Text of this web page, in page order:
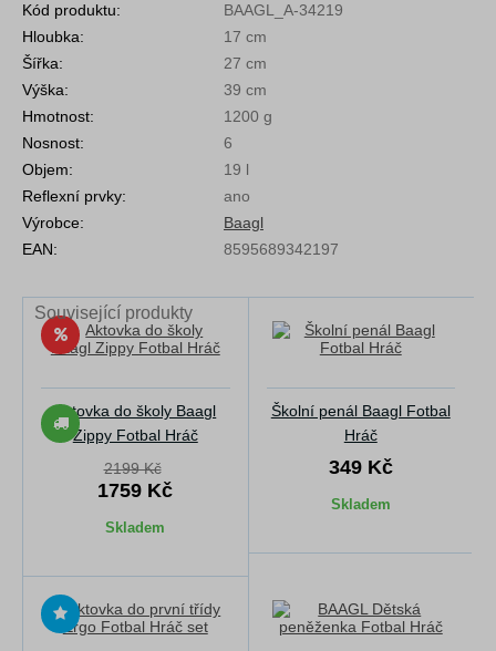
Kód produktu:
BAAGL_A-34219
Hloubka:
17 cm
Šířka:
27 cm
Výška:
39 cm
Hmotnost:
1200 g
Nosnost:
6
Objem:
19 l
Reflexní prvky:
ano
Výrobce:
Baagl
EAN:
8595689342197
Související produkty
Aktovka do školy Baagl
Zippy Fotbal Hráč
2199 Kč
1759 Kč
Skladem
Školní penál Baagl Fotbal
Hráč
349 Kč
Skladem